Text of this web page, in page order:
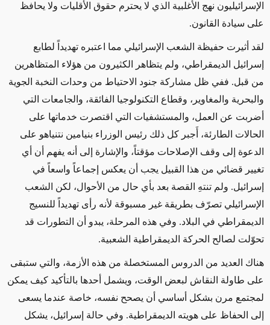
الإسرائيليون نهج الأغلبية الذي لا يحترم حقوق الأقليات ولا يحافظ
على سيادة القانون.
لقد أثيرت حفيظة الشعب الإسرائيلي مما اعتبره تهديداً لطابع
إسرائيل الديمقراطي، ولم يتظاهر
الكثيرون من هؤلاء المتظاهرين
من قبل. ففي ظل مشاركة جنود الاحتياط من وحدات النخبة الجوية
والبحرية والمغاوير، وقطاع التكنولوجيا الفائقة، والجامعات التي
أضربت عن العمل، والمستشفيات التي اقتصرت خدماتها على
الحالات الطارئة، أَجبر كل ذلك رئيس الوزراء بنيامين نتنياهو على
الدعوة إلى وقف الإصلاحات مؤقتاً، والإشارة إلى أنه يفهم أن أي
تغيير قضائي من هذا القبيل يجب أن يعكس إجماعاً واسعاً في
إسرائيل. ولم تنتهِ القصة بعد بأي حال من الأحوال، لكن الشعب
الإسرائيلي تصرّف بطريقة غير مسبوقة لأنه رأى تهديداً للنسيج
الديمقراطي في البلاد. وفي هذه المرحلة، يبدو أن التطورات قد
تحوّلت لصالح الحركة الديمقراطية الشعبية.
هناك العديد من الدروس المستخصلة من هذه الأزمة، والتي ستبقى
على طاولة النقاش لبعض الوقت، ويشمل أحدها بالتأكيد كيف يمكن
لمجتمع مرن بشكل أساسي أن يصحح نفسه، خاصة عندما يسعى
إلى الحفاظ على هويته الديمقراطية. وفي حالة إسرائيل، يشكل